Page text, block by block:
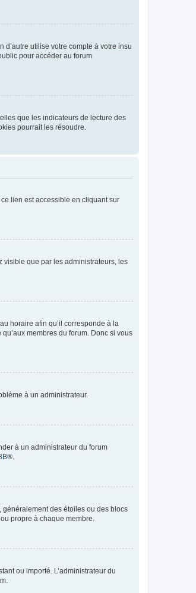
utilise votre compte à votre insu
pour accéder au forum
que les indicateurs de lecture des
pourrait les résoudre.
lien est accessible en cliquant sur
visible que par les administrateurs, les
horaire afin qu’il corresponde à la
membres du forum. Donc si vous
à un administrateur.
à un administrateur du forum
®.
généralement des étoiles ou des blocs
propre à chaque membre.
ou importé. L’administrateur du